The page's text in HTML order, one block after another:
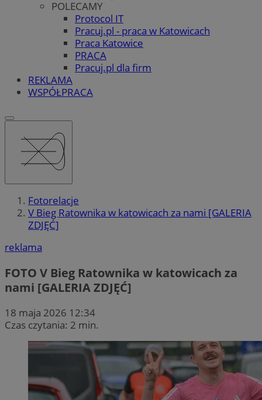
POLECAMY
Protocol IT
Pracuj.pl - praca w Katowicach
Praca Katowice
PRACA
Pracuj.pl dla firm
REKLAMA
WSPÓŁPRACA
Fotorelacje
V Bieg Ratownika w katowicach za nami [GALERIA
ZDJĘĆ]
reklama
FOTO V Bieg Ratownika w katowicach za
nami [GALERIA ZDJĘĆ]
18 maja 2026 12:34
Czas czytania: 2 min.